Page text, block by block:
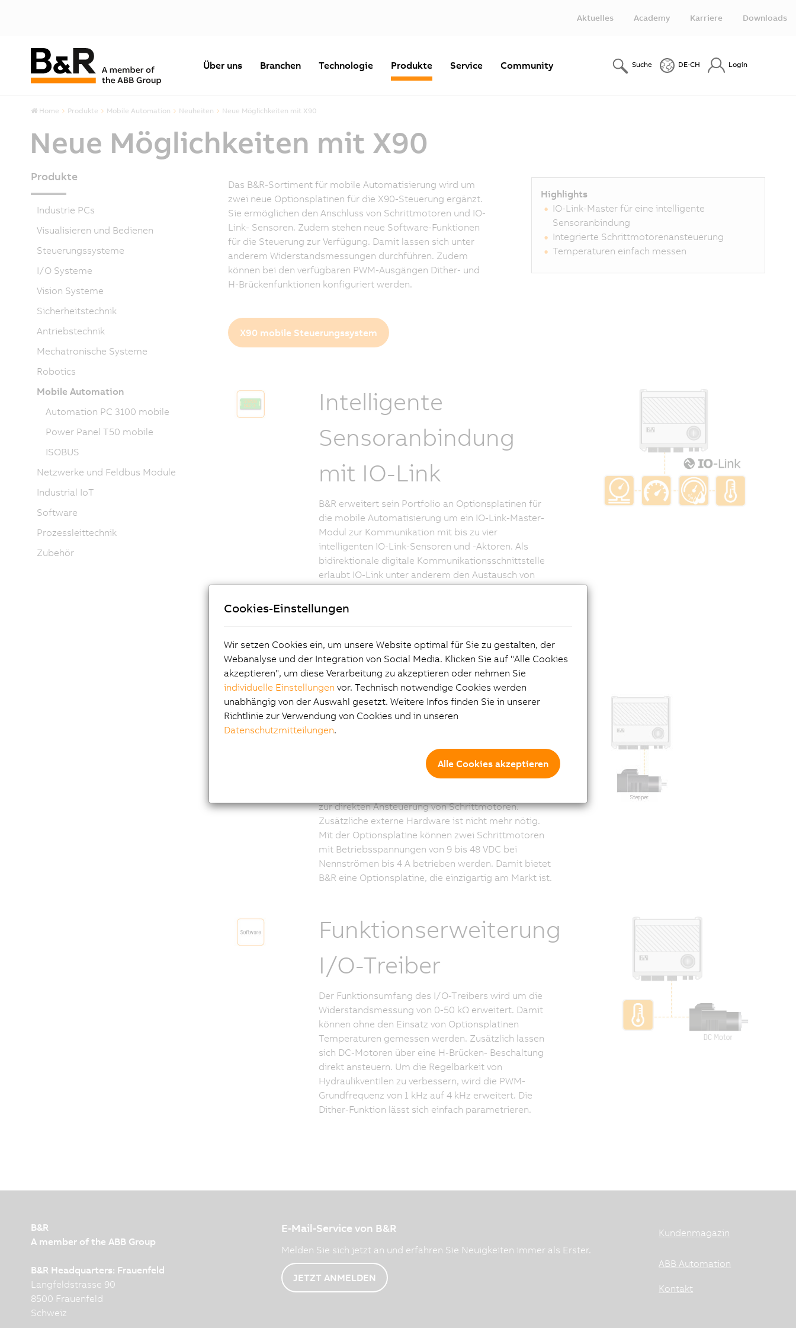
Aktuelles Academy Karriere Downloads
Über uns Branchen Technologie Produkte Service Community Suche DE-CH Login
Home Produkte Mobile Automation Neuheiten Neue Möglichkeiten mit X90
Neue Möglichkeiten mit X90
Das B&R-Sortiment für mobile Automatisierung wird um
zwei neue Optionsplatinen für die X90-Steuerung ergänzt.
Sie ermöglichen den Anschluss von Schrittmotoren und IO-
Link- Sensoren. Zudem stehen neue Software-Funktionen
für die Steuerung zur Verfügung. Damit lassen sich unter
anderem Widerstandsmessungen durchführen. Zudem
können bei den verfügbaren PWM-Ausgängen Dither- und
H-Brückenfunktionen konfiguriert werden.
Highlights
IO-Link-Master für eine intelligente
Sensoranbindung
Integrierte Schrittmotorenansteuerung
Temperaturen einfach messen
X90 mobile Steuerungssystem
Intelligente
Sensoranbindung
mit IO-Link
B&R erweitert sein Portfolio an Optionsplatinen für
die mobile Automatisierung um ein IO-Link-Master-
Modul zur Kommunikation mit bis zu vier
intelligenten IO-Link-Sensoren und -Aktoren. Als
bidirektionale digitale Kommunikationsschnittstelle
erlaubt IO-Link unter anderem den Austausch von
Parameterdaten und Diagnoseinformationen und
Sensoren und Schaltgeräten an die
industriellen Echtzeit-Ethernet POWERLINK und zu
CAN-basierten Netzwerken.
Schrittmotoren
direkt ansteuern
Mit dem X90-Modul ergänzt B&R seine
zur direkten Ansteuerung von Schrittmotoren.
Zusätzliche externe Hardware ist nicht mehr nötig.
Mit der Optionsplatine können zwei Schrittmotoren
mit Betriebsspannungen von 9 bis 48 VDC bei
Nennströmen bis 4 A betrieben werden. Damit bietet
B&R eine Optionsplatine, die einzigartig am Markt ist.
Funktionserweiterung
I/O-Treiber
Der Funktionsumfang des I/O-Treibers wird um die
Widerstandsmessung von 0-50 kΩ erweitert. Damit
können ohne den Einsatz von Optionsplatinen
Temperaturen gemessen werden. Zusätzlich lassen
sich DC-Motoren über eine H-Brücken- Beschaltung
direkt ansteuern. Um die Regelbarkeit von
Hydraulikventilen zu verbessern, wird die PWM-
Grundfrequenz von 1 kHz auf 4 kHz erweitert. Die
Dither-Funktion lässt sich einfach parametrieren.
Produkte
Industrie PCs
Visualisieren und Bedienen
Steuerungssysteme
I/O Systeme
Vision Systeme
Sicherheitstechnik
Antriebstechnik
Mechatronische Systeme
Robotics
Mobile Automation
Automation PC 3100 mobile
Power Panel T50 mobile
ISOBUS
Netzwerke und Feldbus Module
Industrial IoT
Software
Prozessleittechnik
Zubehör
B&R
A member of the ABB Group
B&R Headquarters: Frauenfeld
Langfeldstrasse 90
8500 Frauenfeld
Schweiz
E-Mail-Service von B&R
Melden Sie sich jetzt an und erfahren Sie Neuigkeiten immer als Erster.
JETZT ANMELDEN
Kundenmagazin
ABB Automation
Kontakt
Cookies-Einstellungen
Wir setzen Cookies ein, um unsere Website optimal für Sie zu gestalten, der
Webanalyse und der Integration von Social Media. Klicken Sie auf "Alle Cookies
akzeptieren", um diese Verarbeitung zu akzeptieren oder nehmen Sie
individuelle Einstellungen vor. Technisch notwendige Cookies werden
unabhängig von der Auswahl gesetzt. Weitere Infos finden Sie in unserer
Richtlinie zur Verwendung von Cookies und in unseren
Datenschutzmitteilungen.
Alle Cookies akzeptieren